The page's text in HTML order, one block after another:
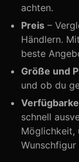
achten.
Preis –
Händlern.
beste
Größe und
und ob du
schnell
Möglichkeit,